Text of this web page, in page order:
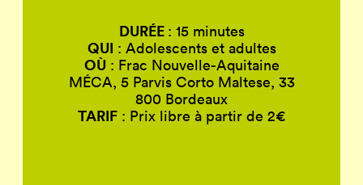
DURÉE : 15 minutes
QUI : Adolescents et adultes
OÙ: Frac Nouvelle-Aquitaine
MÉCA, 5 Parvis Corto Maltese, 33
800 Bordeaux
TARIF : Prix libre à partir de 2€